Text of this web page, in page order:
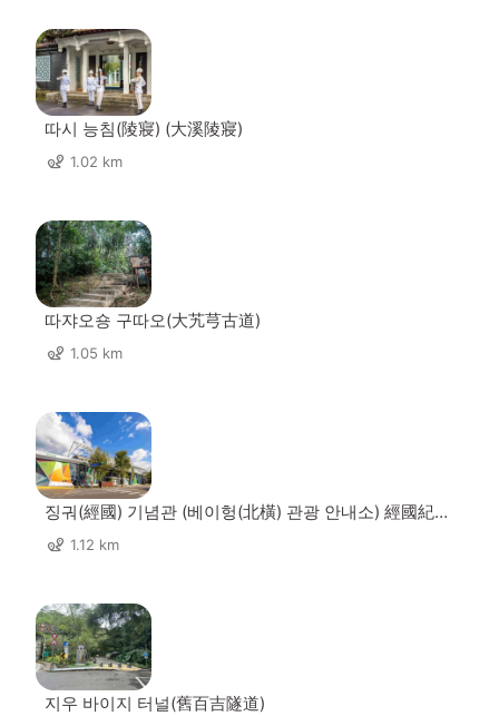
따시 능침(陵寢) (大溪陵寢)
1.02 km
따쟈오숑 구따오(大艽芎古道)
1.05 km
징궈(經國) 기념관 (베이헝(北橫) 관광 안내소) 經國紀念
館﹙北橫遊客中心﹚
1.12 km
지우 바이지 터널(舊百吉隧道)